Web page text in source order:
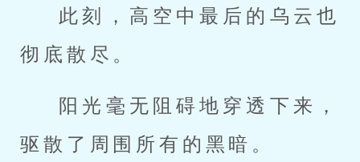
此刻，高空中最后的乌云也
彻底散尽。
阳光毫无阻碍地穿透下来，
驱散了周围所有的黑暗。